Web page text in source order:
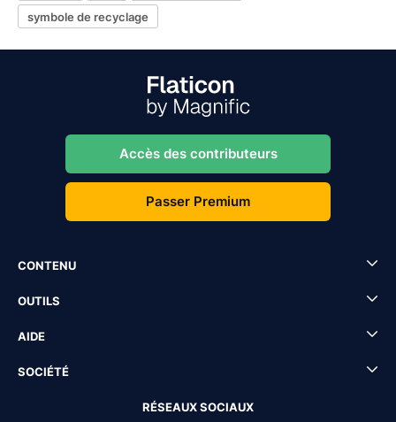
symbole de recyclage
Accès des contributeurs
Passer Premium
CONTENU
OUTILS
AIDE
SOCIÉTÉ
RÉSEAUX SOCIAUX